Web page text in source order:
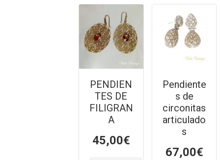
PENDIEN
TES DE
FILIGRAN
A
45,00€
Pendiente
s de
circonitas
articulado
s
67,00€